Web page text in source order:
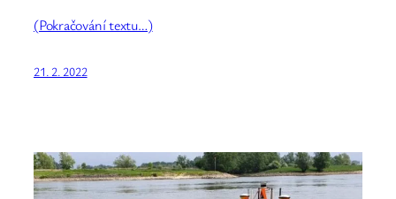
(Pokračování textu…)
21. 2. 2022